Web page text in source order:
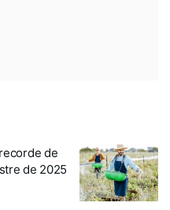
de
de 2025